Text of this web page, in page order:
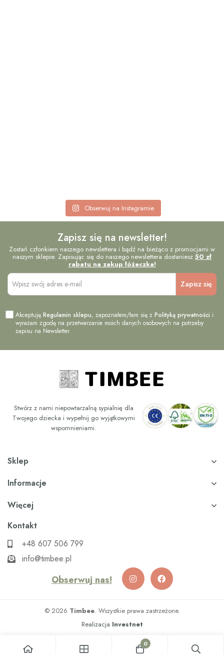
Obserwuj na Instagramie
Zapisz się na newsletter!
Zostań członkiem naszego newslettera i bądź na bieżąco z promocjami w
naszym sklepie. Zapisując się do naszego newslettera dostaniesz 50 zł
rabatu na zakup łóżeczka!
AkceptujęRegulamin sklepu, zapoznałem/łam się zPolityką prywatności i
wyrażam zgodę na przetwarzanie moich danych osobowych na potrzeby
zapisu na Newsletter.
Stwórz z nami niepowtarzalną sypialnię dla
Twojego dziecka i wypełnij go wyjątkowymi
wspomnieniami.
Sklep
Informacje
Więcej
Kontakt
+48 607 506 799
info@timbee.pl
Obserwuj nas!
© 2026 Timbee. Wszystkie prawa zastrzeżone.
Realizacja Investnet
0